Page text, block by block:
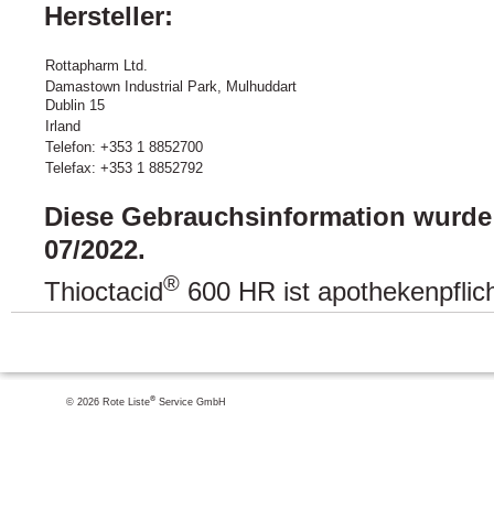
Hersteller:
Rottapharm Ltd.
Damastown Industrial Park, Mulhuddart
Dublin 15
Irland
Telefon: +353 1 8852700
Telefax: +353 1 8852792
Diese Gebrauchsinformation
07/2022.
Thioctacid® 600 HR ist
© 2026 Rote Liste® Service GmbH